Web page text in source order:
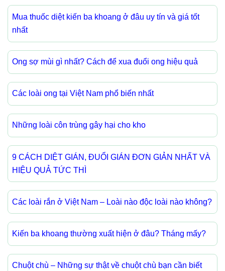
Mua thuốc diệt kiến ba khoang ở đâu uy tín và giá tốt
nhất
Ong sợ mùi gì nhất? Cách để xua đuổi ong hiệu quả
Các loài ong tại Việt Nam phổ biến nhất
Những loài côn trùng gây hại cho kho
9 CÁCH DIỆT GIÁN, ĐUỔI GIÁN ĐƠN GIẢN NHẤT VÀ
HIỆU QUẢ TỨC THÌ
Các loài rắn ở Việt Nam – Loài nào độc loài nào không?
Kiến ba khoang thường xuất hiện ở đâu? Tháng mấy?
Chuột chù – Những sự thật về chuột chù bạn cần biết